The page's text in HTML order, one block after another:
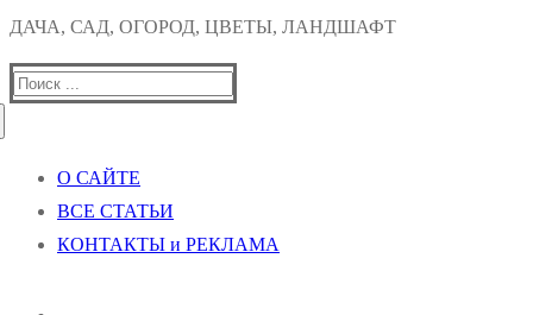
ДАЧА, САД, ОГОРОД, ЦВЕТЫ, ЛАНДШАФТ
Найти:
О САЙТЕ
ВСЕ СТАТЬИ
КОНТАКТЫ и РЕКЛАМА